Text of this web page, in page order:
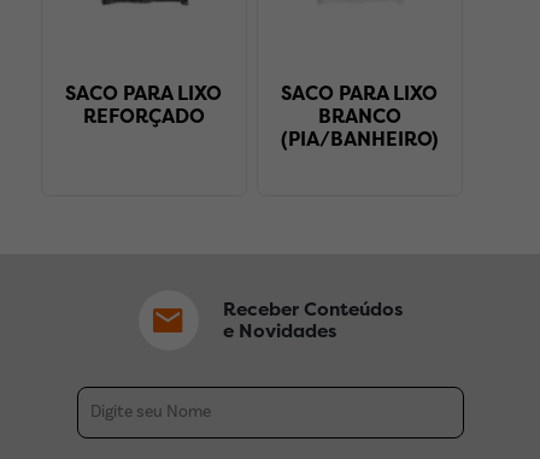
SACO PARA LIXO
REFORÇADO
SACO PARA LIXO
BRANCO
(PIA/BANHEIRO)
Receber Conteúdos
e Novidades